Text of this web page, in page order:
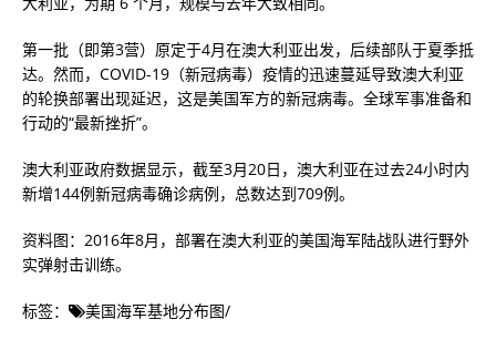
第一批（即第3营）原定于4月在澳大利亚出发，后续部队于夏季抵
达。然而，COVID-19（新冠病毒）疫情的迅速蔓延导致澳大利亚
的轮换部署出现延迟，这是美国军方的新冠病毒。全球军事准备和
行动的“最新挫折”。
澳大利亚政府数据显示，截至3月20日，澳大利亚在过去24小时内
新增144例新冠病毒确诊病例，总数达到709例。
资料图：2016年8月，部署在澳大利亚的美国海军陆战队进行野外
实弹射击训练。
标签： 美国海军基地分布图/